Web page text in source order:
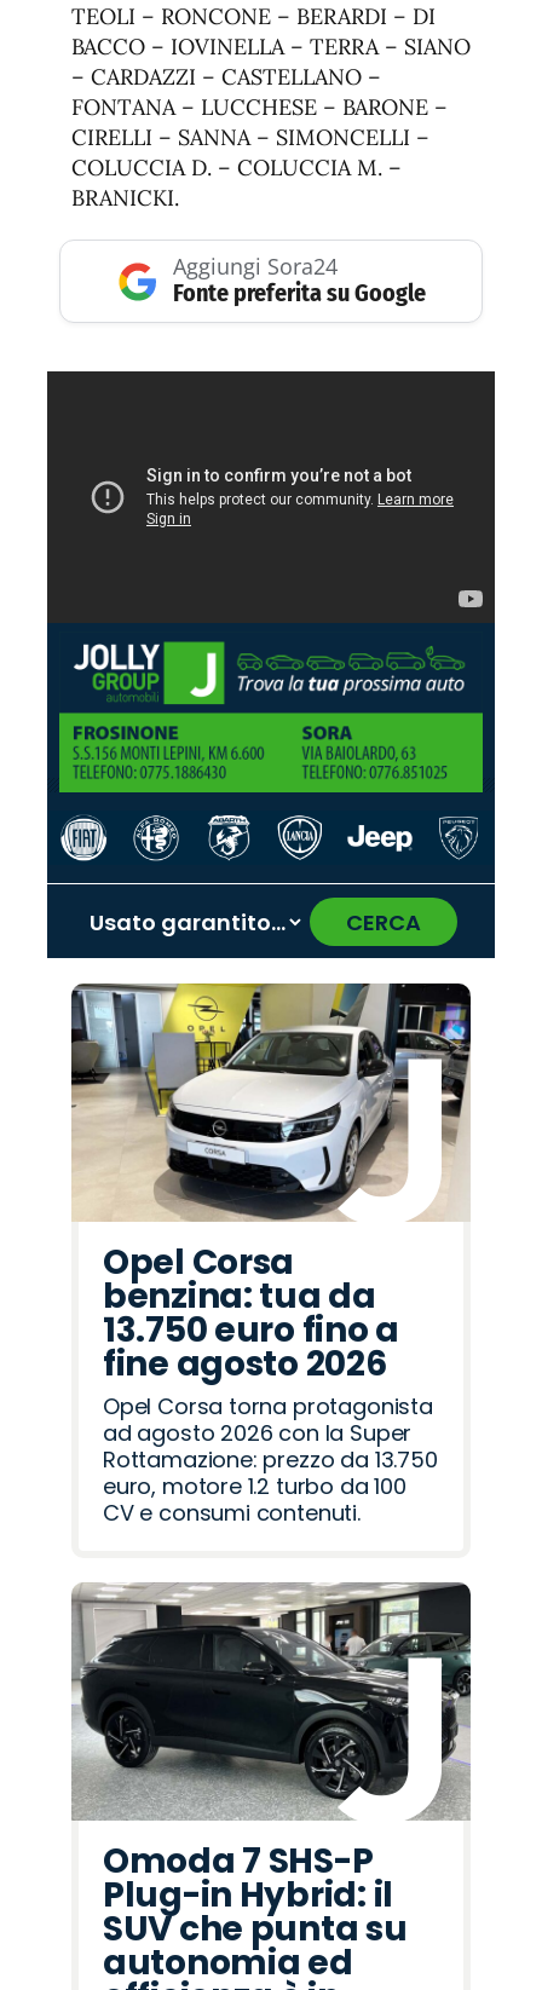
TEOLI – RONCONE – BERARDI – DI
BACCO – IOVINELLA – TERRA – SIANO
– CARDAZZI – CASTELLANO –
FONTANA – LUCCHESE – BARONE –
CIRELLI – SANNA – SIMONCELLI –
COLUCCIA D. – COLUCCIA M. –
BRANICKI.
Aggiungi Sora24
Fonte preferita su Google
CERCA
Promo
Opel
Promo
Cupra
Promo
Alfa
Romeo
Promo
Hyundai
Promo
Fiat
Promo
Abarth
Promo
Seat
Promo
Mazda
Promo
Jeep
Promo
Citroën
Promo
Peugeot
Promo
Jaecoo
Promo
Omoda
Promo
Lancia
Promo
Land
Rover
‹ ›
Opel Corsa
benzina: tua da
13.750 euro fino a
fine agosto 2026
Opel Corsa torna protagonista
ad agosto 2026 con la Super
Rottamazione: prezzo da 13.750
euro, motore 1.2 turbo da 100
CV e consumi contenuti.
Omoda 7 SHS-P
Plug-in Hybrid: il
SUV che punta su
autonomia ed